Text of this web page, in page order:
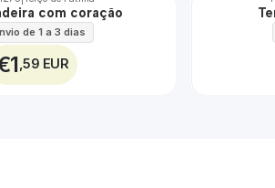
com coração
de 1 a 3 dias
,59 EUR